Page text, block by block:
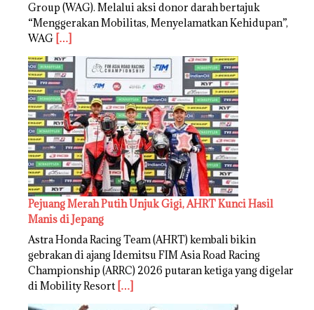
Group (WAG). Melalui aksi donor darah bertajuk
“Menggerakan Mobilitas, Menyelamatkan Kehidupan”,
WAG […]
Pejuang Merah Putih Unjuk Gigi, AHRT Kunci Hasil
Manis di Jepang
Astra Honda Racing Team (AHRT) kembali bikin
gebrakan di ajang Idemitsu FIM Asia Road Racing
Championship (ARRC) 2026 putaran ketiga yang digelar
di Mobility Resort […]